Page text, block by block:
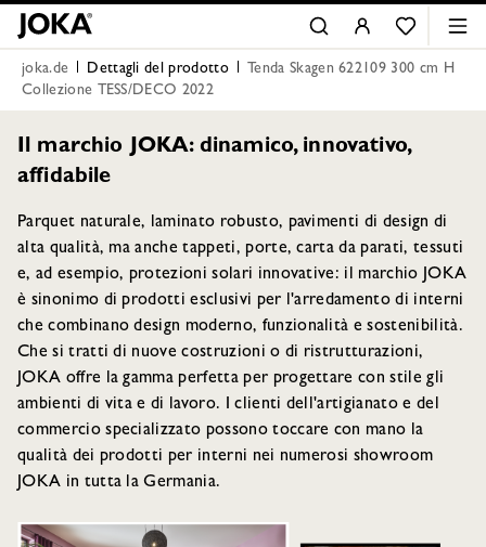
joka.de Dettagli del prodotto
Tenda Skagen 622109 300 cm H
Collezione TESS/DECO 2022
Il marchio JOKA: dinamico, innovativo,
affidabile
Parquet naturale, laminato robusto, pavimenti di design di
alta qualità, ma anche tappeti, porte, carta da parati, tessuti
e, ad esempio, protezioni solari innovative: il marchio JOKA
è sinonimo di prodotti esclusivi per l'arredamento di interni
che combinano design moderno, funzionalità e sostenibilità.
Che si tratti di nuove costruzioni o di ristrutturazioni,
JOKA offre la gamma perfetta per progettare con stile gli
ambienti di vita e di lavoro. I clienti dell'artigianato e del
commercio specializzato possono toccare con mano la
qualità dei prodotti per interni nei numerosi showroom
JOKA in tutta la Germania.